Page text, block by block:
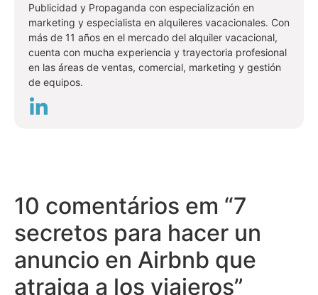
Publicidad y Propaganda con especialización en
marketing y especialista en alquileres vacacionales. Con
más de 11 años en el mercado del alquiler vacacional,
cuenta con mucha experiencia y trayectoria profesional
en las áreas de ventas, comercial, marketing y gestión
de equipos.
10 comentários em “7
secretos para hacer un
anuncio en Airbnb que
atraiga a los viajeros”